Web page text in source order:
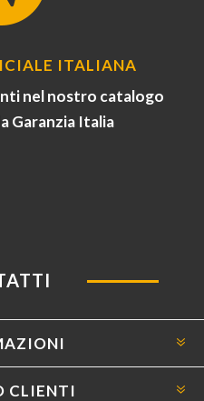
ITALIANA
nel nostro catalogo
Garanzia Italia
CLIENTI